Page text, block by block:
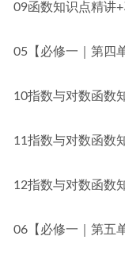
09函数知识点精讲
05【必修一｜第四
10指数与对数函数
11指数与对数函数
12指数与对数函数
06【必修一｜第五